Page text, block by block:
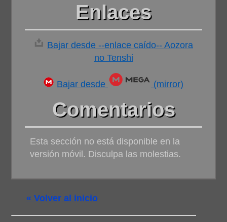
Enlaces
Bajar desde --enlace caído-- Aozora
no Tenshi
Bajar desde (mirror)
Comentarios
Esta sección no está disponible en la
versión móvil. Disculpa las molestias.
« Volver al inicio